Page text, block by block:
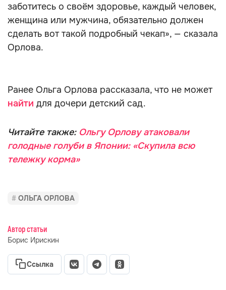
заботитесь о своём здоровье, каждый человек,
женщина или мужчина, обязательно должен
сделать вот такой подробный чекап», — сказала
Орлова.
Ранее Ольга Орлова рассказала, что не может
найти для дочери детский сад.
Читайте также: Ольгу Орлову атаковали
голодные голуби в Японии: «Скупила всю
тележку корма»
ОЛЬГА ОРЛОВА
Автор статьи
Борис Ирискин
Ссылка